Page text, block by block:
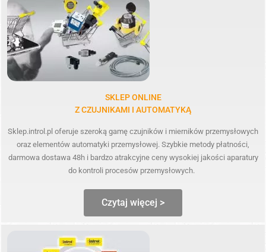
SKLEP ONLINE
Z CZUJNIKAMI I AUTOMATYKĄ
Sklep.introl.pl oferuje szeroką gamę czujników i mierników przemysłowych
oraz elementów automatyki przemysłowej. Szybkie metody płatności,
darmowa dostawa 48h i bardzo atrakcyjne ceny wysokiej jakości aparatury
do kontroli procesów przemysłowych.
Czytaj więcej >